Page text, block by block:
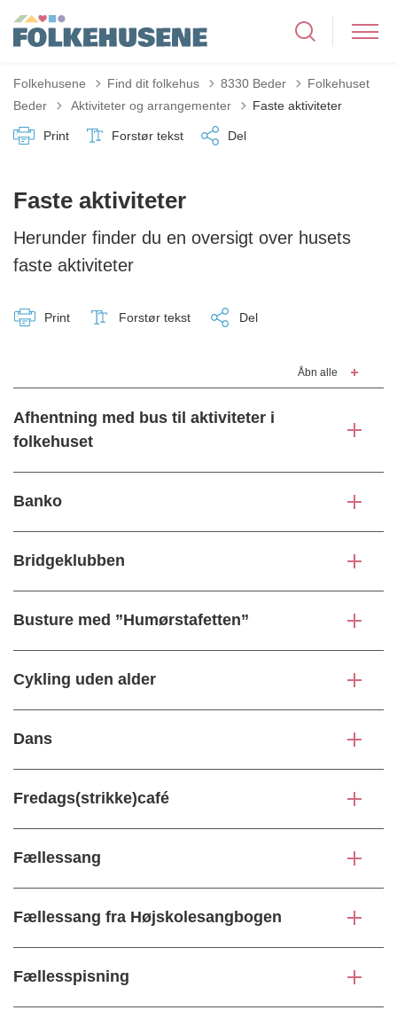
Folkehusene Find dit folkehus 8330 Beder
Folkehuset
Beder
Tilbage til
Aktiviteter og arrangementer Faste aktiviteter
Print Forstør tekst Del
Faste aktiviteter
Herunder finder du en oversigt over husets
faste aktiviteter
Print Forstør tekst Del
Åbn alle
Afhentning med bus til aktiviteter i
folkehuset
Banko
Bridgeklubben
Busture med ”Humørstafetten”
Cykling uden alder
Dans
Fredags(strikke)café
Fællessang
Fællessang fra Højskolesangbogen
Fællesspisning